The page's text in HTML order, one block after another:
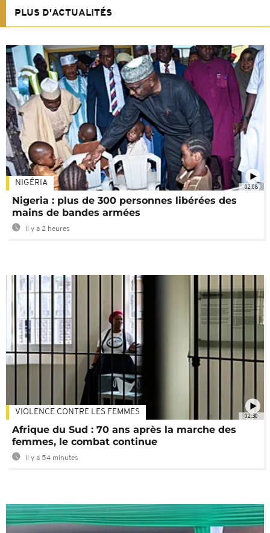
PLUS D'ACTUALITÉS
02:08
NIGÉRIA
Nigeria : plus de 300 personnes libérées des
mains de bandes armées
Il y a 2 heures
02:30
VIOLENCE CONTRE LES FEMMES
Afrique du Sud : 70 ans après la marche des
femmes, le combat continue
Il y a 54 minutes